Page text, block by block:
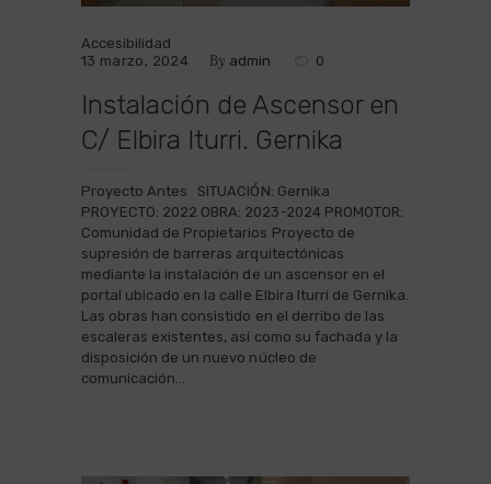
Accesibilidad
13 marzo, 2024
By admin 0
Instalación de Ascensor en
C/ Elbira Iturri. Gernika
Proyecto Antes SITUACIÓN: Gernika
PROYECTO: 2022 OBRA: 2023-2024 PROMOTOR:
Comunidad de Propietarios Proyecto de
supresión de barreras arquitectónicas
mediante la instalación de un ascensor en el
portal ubicado en la calle Elbira Iturri de Gernika.
Las obras han consistido en el derribo de las
escaleras existentes, así como su fachada y la
disposición de un nuevo núcleo de
comunicación…